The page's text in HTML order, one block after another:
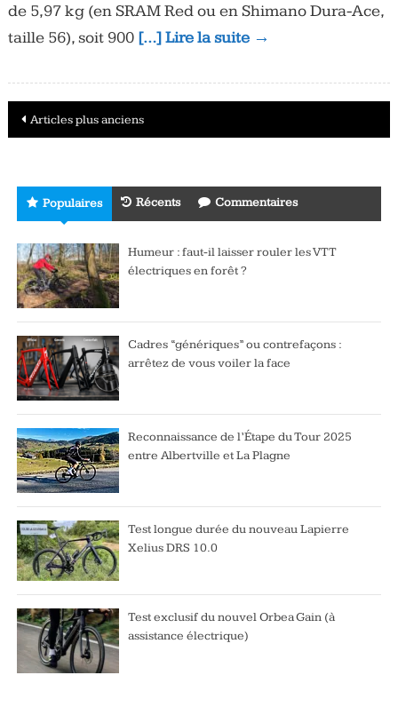
de 5,97 kg (en SRAM Red ou en Shimano Dura-Ace,
taille 56), soit 900 […] Lire la suite →
Navigation
des
articles
Articles plus anciens
Populaires Récents Commentaires
Humeur : faut-il laisser rouler les VTT
électriques en forêt ?
Cadres “génériques” ou contrefaçons :
arrêtez de vous voiler la face
Reconnaissance de l’Étape du Tour 2025
entre Albertville et La Plagne
Test longue durée du nouveau Lapierre
Xelius DRS 10.0
Test exclusif du nouvel Orbea Gain (à
assistance électrique)